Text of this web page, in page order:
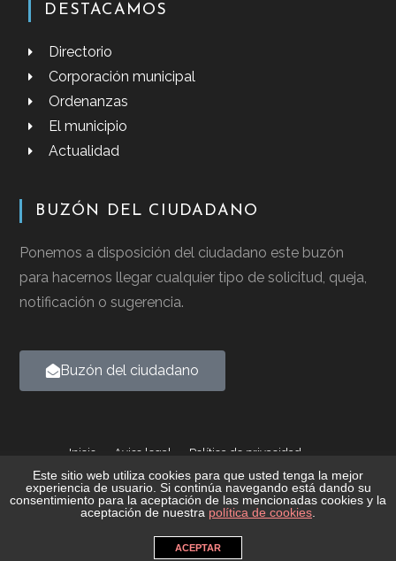
DESTACAMOS
Directorio
Corporación municipal
Ordenanzas
El municipio
Actualidad
BUZÓN DEL CIUDADANO
Ponemos a disposición del ciudadano este buzón
para hacernos llegar cualquier tipo de solicitud, queja,
notificación o sugerencia.
Buzón del ciudadano
Inicio Aviso legal
Política de privacidad
Política de cookies
2026 © Ayuntamiento de Casalarreina - Todos los derechos
reservados
Este sitio web utiliza cookies para que usted tenga la mejor
experiencia de usuario. Si continúa navegando está dando su
consentimiento para la aceptación de las mencionadas cookies y la
aceptación de nuestra política de cookies
ACEPTAR